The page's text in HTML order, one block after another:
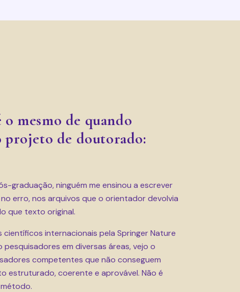
mesmo de quando
projeto de doutorado:
graduação, ninguém me ensinou a escrever
erro, nos arquivos que o orientador devolvia
que texto original.
internacionais pela Springer Nature
em diversas áreas, vejo o
competentes que não conseguem
estruturado, coerente e aprovável. Não é